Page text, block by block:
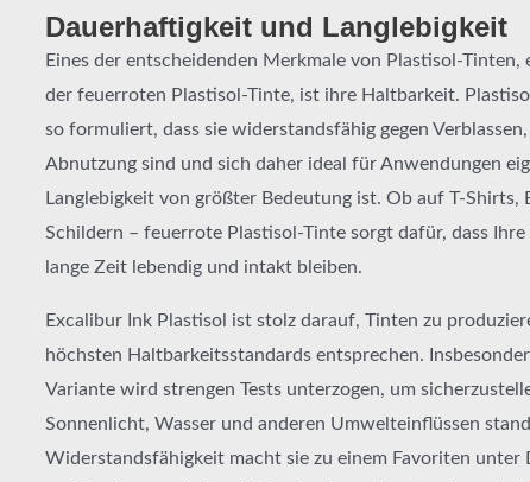
Dauerhaftigkeit und Langlebigkeit
Eines der entscheidenden Merkmale von Plastisol-Tinten,
der feuerroten Plastisol-Tinte, ist ihre Haltbarkeit.
so formuliert, dass sie widerstandsfähig gegen Verblassen,
Abnutzung sind und sich daher ideal für Anwendungen
Langlebigkeit von größter Bedeutung ist. Ob auf T-Shirts,
Schildern – feuerrote Plastisol-Tinte sorgt dafür, dass Ihre
lange Zeit lebendig und intakt bleiben.
Excalibur Ink Plastisol ist stolz darauf, Tinten zu
höchsten Haltbarkeitsstandards entsprechen.
Variante wird strengen Tests unterzogen, um
Sonnenlicht, Wasser und anderen Umwelteinflüssen
Widerstandsfähigkeit macht sie zu einem Favoriten unter